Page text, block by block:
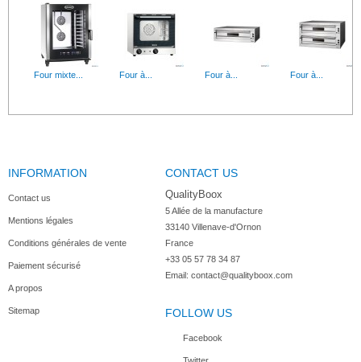
Four mixte... Four à... Four à... Four à...
Four Mixte...
INFORMATION
Contact us
Mentions légales
Conditions générales de vente
Paiement sécurisé
A propos
Sitemap
CONTACT US
QualityBoox
5 Allée de la manufacture
33140 Villenave-d'Ornon
France
+33 05 57 78 34 87
Email: contact@qualityboox.com
FOLLOW US
Facebook